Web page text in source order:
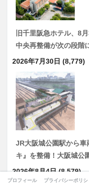
旧千里阪急ホテル、8
中央再整備が次の段階
2026年7月30日 (8,779)
JR大阪城公園駅から車
キ』を整備！大阪城公
2026年8月4日 (8,579)
プロフィール プライバシーポリシ